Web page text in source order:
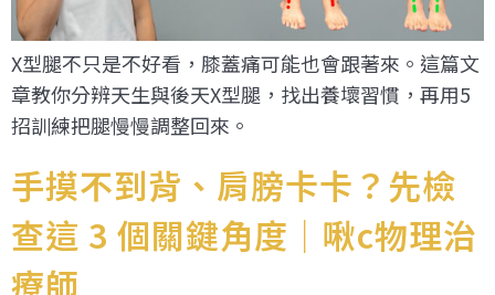
X型腿不只是不好看，膝蓋痛可能也會跟著來。這篇文
章教你分辨天生與後天X型腿，找出養壞習慣，再用5
招訓練把腿慢慢調整回來。
手摸不到背、肩膀卡卡？先檢
查這 3 個關鍵角度｜啾c物理治
療師